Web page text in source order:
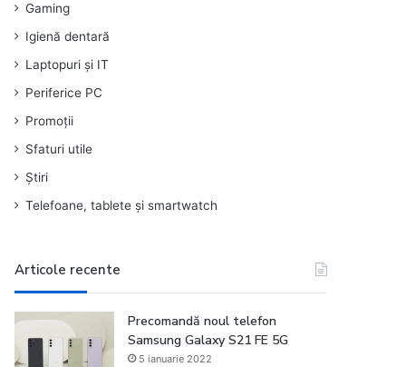
Gaming
Igienă dentară
Laptopuri și IT
Periferice PC
Promoții
Sfaturi utile
Știri
Telefoane, tablete și smartwatch
Articole recente
Precomandă noul telefon
Samsung Galaxy S21 FE 5G
5 ianuarie 2022